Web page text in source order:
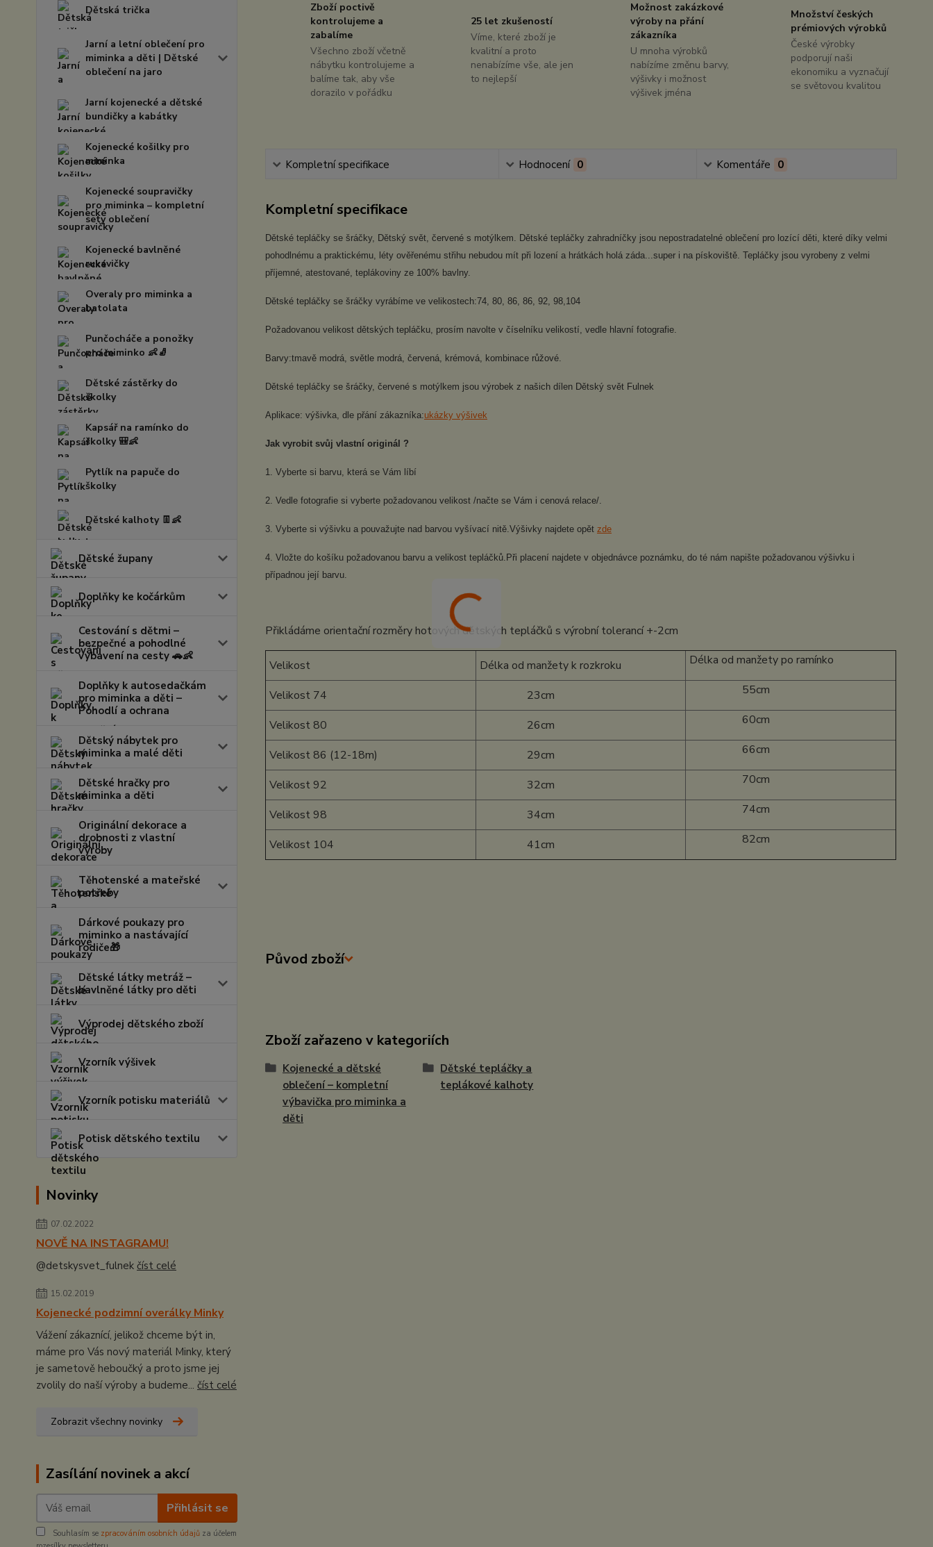
Dětská trička
Jarní a letní oblečení pro
miminka a děti | Dětské
oblečení na jaro
Jarní kojenecké a dětské
bundičky a kabátky
Kojenecké košilky pro
miminka
Kojenecké soupravičky
pro miminka – kompletní
sety oblečení
Kojenecké bavlněné
rukavičky
Overaly pro miminka a
batolata
Punčocháče a ponožky
pro miminko 👶🧦
Dětské zástěrky do
školky
Kapsář na ramínko do
školky 🎒👶
Pytlík na papuče do
školky
Dětské kalhoty 👖👶
Dětské župany
Doplňky ke kočárkům
Cestování s dětmi –
bezpečné a pohodlné
vybavení na cesty 🚗👶
Doplňky k autosedačkám
pro miminka a děti –
Pohodlí a ochrana
Dětský nábytek pro
miminka a malé děti
Dětské hračky pro
miminka a děti
Originální dekorace a
drobnosti z vlastní
výroby
Těhotenské a mateřské
potřeby
Dárkové poukazy pro
miminko a nastávající
rodiče🎁
Dětské látky metráž –
bavlněné látky pro děti
Výprodej dětského zboží
Vzorník výšivek
Vzorník potisku materiálů
Potisk dětského textilu
Novinky
07.02.2022
NOVĚ NA INSTAGRAMU!
@detskysvet_fulnek číst celé
15.02.2019
Kojenecké podzimní overálky Minky
Vážení zákaznící, jelikož chceme být in,
máme pro Vás nový materiál Minky, který
je sametově heboučký a proto jsme jej
zvolily do naší výroby a budeme... číst celé
Zobrazit všechny novinky
Zasílání novinek a akcí
Přihlásit se
Souhlasím se zpracováním osobních údajů za účelem
Zboží poctivě
kontrolujeme a
zabalíme
Všechno zboží včetně
nábytku kontrolujeme a
balíme tak, aby vše
dorazilo v pořádku
25 let zkušeností
Víme, které zboží je
kvalitní a proto
nenabízíme vše, ale jen
to nejlepší
Možnost zakázkové
výroby na přání
zákazníka
U mnoha výrobků
nabízíme změnu barvy,
výšivky i možnost
výšivek jména
Množství českých
prémiových výrobků
České výrobky
podporují naši
ekonomiku a vyznačují
se světovou kvalitou
Kompletní specifikace Hodnocení 0 Komentáře 0
Kompletní specifikace
Dětské tepláčky se šráčky, Dětský svět, červené s motýlkem. Dětské tepláčky zahradníčky jsou nepostradatelné oblečení pro lozící děti, které díky velmi
pohodlnému a praktickému, léty ověřenému střihu nebudou mít při lození a hrátkách holá záda...super i na pískoviště. Tepláčky jsou vyrobeny z velmi
příjemné, atestované, teplákoviny ze 100% bavlny.
Dětské tepláčky se šráčky vyrábíme ve velikostech:74, 80, 86, 86, 92, 98,104
Požadovanou velikost dětských tepláčku, prosím navolte v číselníku velikostí, vedle hlavní fotografie.
Barvy:tmavě modrá, světle modrá, červená, krémová, kombinace růžové.
Dětské tepláčky se šráčky, červené s motýlkem jsou výrobek z našich dílen Dětský svět Fulnek
Aplikace: výšivka, dle přání zákazníka:ukázky výšivek
Jak vyrobit svůj vlastní originál ?
1. Vyberte si barvu, která se Vám líbí
2. Vedle fotografie si vyberte požadovanou velikost /načte se Vám i cenová relace/.
3. Vyberte si výšivku a pouvažujte nad barvou vyšívací nitě.Výšivky najdete opět zde
4. Vložte do košíku požadovanou barvu a velikost tepláčků.Při placení najdete v objednávce poznámku, do té nám napište požadovanou výšivku i
případnou její barvu.
Přikládáme orientační rozměry hotových dětských tepláčků s výrobní tolerancí +-2cm
Velikost Délka od manžety k rozkroku Délka od manžety po ramínko
Velikost 74 23cm 55cm
Velikost 80 26cm 60cm
Velikost 86 (12-18m) 29cm 66cm
Velikost 92 32cm 70cm
Velikost 98 34cm 74cm
Velikost 104 41cm 82cm
Původ zboží
Zboží zařazeno v kategoriích
Kojenecké a dětské
oblečení – kompletní
výbavička pro miminka a
děti
Dětské tepláčky a
teplákové kalhoty